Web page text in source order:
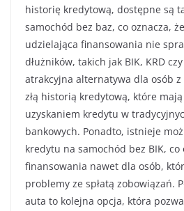
historię kredytową, dostępne są
samochód bez baz, co oznacza,
udzielająca finansowania nie
dłużników, takich jak BIK, KRD
atrakcyjna alternatywa dla osób z
złą historią kredytową, które
uzyskaniem kredytu w
bankowych. Ponadto, istnieje
kredytu na samochód bez BIK,
finansowania nawet dla osób,
problemy ze spłatą zobowiązań.
auta to kolejna opcja, która